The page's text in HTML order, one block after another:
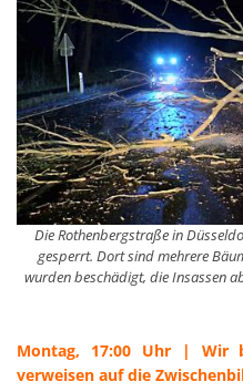
Die Rothenbergstraße in
gesperrt. Dort sind mehrere
wurden beschädigt, die Insassen
Montag, 17:00 Uhr | Wir
verweisen auf die